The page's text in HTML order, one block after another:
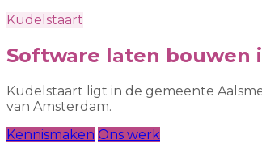
Kudelstaart
Software laten bouwen
Kudelstaart ligt in de gemeente
van Amsterdam.
Kennismaken Ons werk